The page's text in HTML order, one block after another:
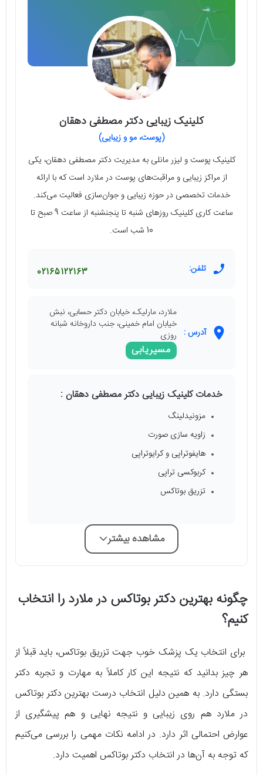
کلینیک زیبایی دکتر مصطفی دهقان
(پوست، مو و زیبایی)
کلینیک پوست و لیزر مانلی به مدیریت دکتر مصطفی دهقان، یکی
از مراکز زیبایی و مراقبت‌های پوست در ملارد است که با ارائه
خدمات تخصصی در حوزه زیبایی و جوان‌سازی فعالیت می‌کند.
ساعت کاری کلینیک روزهای شنبه تا پنجنشنبه از ساعت 9 صبح تا
10 شب است.
تلفن: 02165122163
آدرس :
ملارد، مارلیک، خیابان دکتر حسابی، نبش
خیابان امام خمینی، جنب داروخانه شبانه
روزی
مسیریابی
خدمات کلینیک زیبایی دکتر مصطفی دهقان :
مزونیدلینگ
زاویه سازی صورت
هایفوتراپی و کرایوتراپی
کربوکسی تراپی
تزریق بوتاکس
مشاهده بیشتر
چگونه بهترین دکتر بوتاکس در ملارد را انتخاب
کنیم؟
برای انتخاب یک پزشک خوب جهت تزریق بوتاکس، باید قبلاً از
هر چیز بدانید که نتیجه این کار کاملاً به مهارت و تجربه دکتر
بستگی دارد. به همین دلیل انتخاب درست بهترین دکتر بوتاکس
در ملارد هم روی زیبایی و نتیجه نهایی و هم پیشگیری از
عوارض احتمالی اثر دارد. در ادامه نکات مهمی را بررسی می‌کنیم
که توجه به آن‌ها در انتخاب دکتر بوتاکس اهمیت دارد.